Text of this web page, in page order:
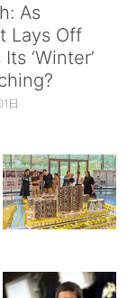
As
Lays Off
‘Winter’
日